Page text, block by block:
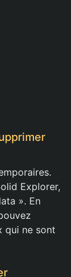
Explorer,
». En
qui ne sont